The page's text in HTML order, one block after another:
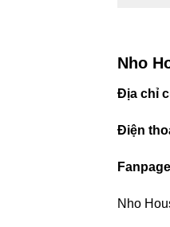
Nho
Địa chỉ
Điện
Fanpage
Nho